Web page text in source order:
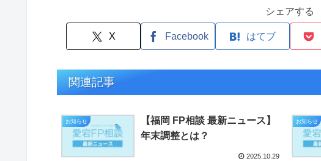
シェアする
X Facebook はてブ
関連記事
お知らせ
【福岡 FP相談 最新ニュース】
年末調整とは？
2025.10.29
お知らせ